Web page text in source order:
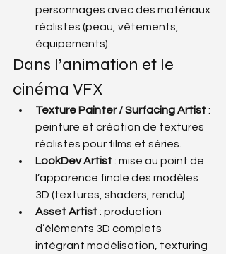
personnages avec des matériaux
réalistes (peau, vêtements,
équipements).
Dans l’animation et le
cinéma VFX
Texture Painter / Surfacing Artist :
peinture et création de textures
réalistes pour films et séries.
LookDev Artist : mise au point de
l’apparence finale des modèles
3D (textures, shaders, rendu).
Asset Artist : production
d’éléments 3D complets
intégrant modélisation, texturing